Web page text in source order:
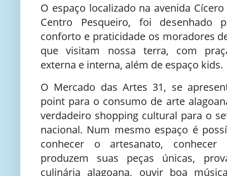
O espaço localizado na avenida
Centro Pesqueiro, foi desenhado
conforto e praticidade os moradores
que visitam nossa terra, com
externa e interna, além de espaço kids.
O Mercado das Artes 31, se
point para o consumo de arte
verdadeiro shopping cultural para o
nacional. Num mesmo espaço é
conhecer o artesanato,
produzem suas peças únicas,
culinária alagoana, ouvir boa